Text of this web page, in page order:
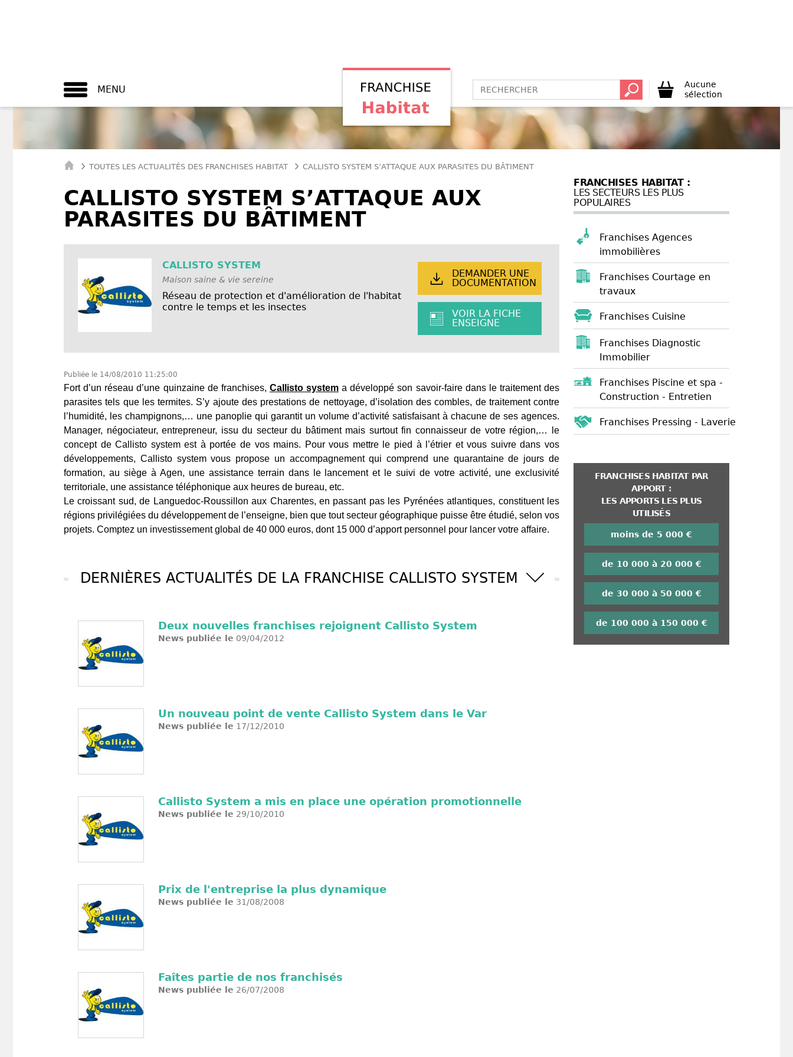
MENU
Aucune
sélection
TOUTES LES ACTUALITÉS DES FRANCHISES HABITAT CALLISTO SYSTEM S’ATTAQUE AUX PARASITES DU BÂTIMENT
CALLISTO SYSTEM S’ATTAQUE AUX
PARASITES DU BÂTIMENT
CALLISTO SYSTEM
Maison saine & vie sereine
Réseau de protection et d'amélioration de l'habitat
contre le temps et les insectes
DEMANDER UNE
DOCUMENTATION
VOIR LA FICHE
ENSEIGNE
Publiée le 14/08/2010 11:25:00
Fort d’un réseau d’une quinzaine de franchises, Callisto system a développé son savoir-faire dans le traitement des
parasites tels que les termites. S’y ajoute des prestations de nettoyage, d’isolation des combles, de traitement contre
l’humidité, les champignons,… une panoplie qui garantit un volume d’activité satisfaisant à chacune de ses agences.
Manager, négociateur, entrepreneur, issu du secteur du bâtiment mais surtout fin connaisseur de votre région,… le
concept de Callisto system est à portée de vos mains. Pour vous mettre le pied à l’étrier et vous suivre dans vos
développements, Callisto system vous propose un accompagnement qui comprend une quarantaine de jours de
formation, au siège à Agen, une assistance terrain dans le lancement et le suivi de votre activité, une exclusivité
territoriale, une assistance téléphonique aux heures de bureau, etc.
Le croissant sud, de Languedoc-Roussillon aux Charentes, en passant pas les Pyrénées atlantiques, constituent les
régions privilégiées du développement de l’enseigne, bien que tout secteur géographique puisse être étudié, selon vos
projets. Comptez un investissement global de 40 000 euros, dont 15 000 d’apport personnel pour lancer votre affaire.
DERNIÈRES ACTUALITÉS DE LA FRANCHISE CALLISTO SYSTEM
Deux nouvelles franchises rejoignent Callisto System
News publiée le 09/04/2012
Un nouveau point de vente Callisto System dans le Var
News publiée le 17/12/2010
Callisto System a mis en place une opération promotionnelle
News publiée le 29/10/2010
Prix de l'entreprise la plus dynamique
News publiée le 31/08/2008
Faîtes partie de nos franchisés
News publiée le 26/07/2008
FRANCHISES HABITAT :
LES SECTEURS LES PLUS
POPULAIRES
Franchises Agences
immobilières
Franchises Courtage en
travaux
Franchises Cuisine
Franchises Diagnostic
Immobilier
Franchises Piscine et spa -
Construction - Entretien
Franchises Pressing - Laverie
FRANCHISES HABITAT PAR
APPORT :
LES APPORTS LES PLUS
UTILISÉS
moins de 5 000 €
de 10 000 à 20 000 €
de 30 000 à 50 000 €
de 100 000 à 150 000 €